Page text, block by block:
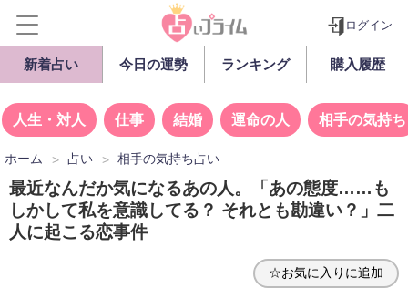
ログイン
新着占い 今日の運勢 ランキング 購入履歴
人生・対人 仕事 結婚 運命の人 相手の気持ち
ホーム 占い 相手の気持ち占い
最近なんだか気になるあの人。「あの態度……も
しかして私を意識してる？ それとも勘違い？」二
人に起こる恋事件
☆お気に入りに追加